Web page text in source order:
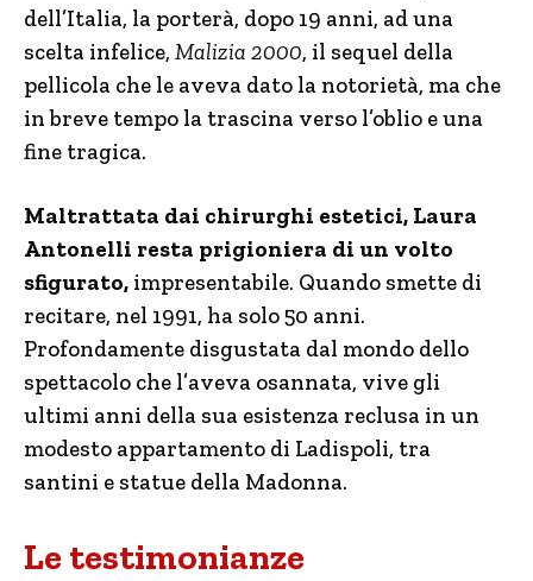
dell’Italia, la porterà, dopo 19 anni, ad una
scelta infelice, Malizia 2000, il sequel della
pellicola che le aveva dato la notorietà, ma che
in breve tempo la trascina verso l’oblio e una
fine tragica.
Maltrattata dai chirurghi estetici, Laura
Antonelli resta prigioniera di un volto
sfigurato, impresentabile. Quando smette di
recitare, nel 1991, ha solo 50 anni.
Profondamente disgustata dal mondo dello
spettacolo che l’aveva osannata, vive gli
ultimi anni della sua esistenza reclusa in un
modesto appartamento di Ladispoli, tra
santini e statue della Madonna.
Le testimonianze